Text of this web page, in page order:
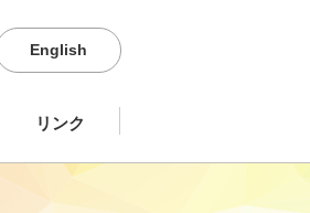
English
リンク